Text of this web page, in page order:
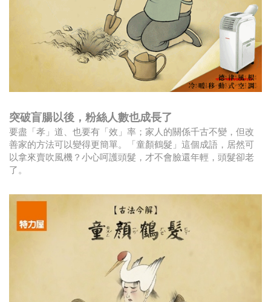
突破盲腸以後，粉絲人數也成長了
要盡「孝」道、也要有「效」率；家人的關係千古不變，但改
善家的方法可以變得更簡單。「童顏鶴髮」這個成語，居然可
以拿來賣吹風機？小心呵護頭髮，才不會臉還年輕，頭髮卻老
了。